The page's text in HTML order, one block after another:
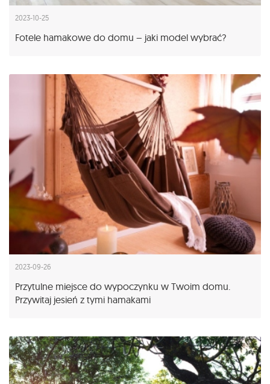
2023-10-25
Fotele hamakowe do domu – jaki model wybrać?
2023-09-26
Przytulne miejsce do wypoczynku w Twoim domu.
Przywitaj jesień z tymi hamakami